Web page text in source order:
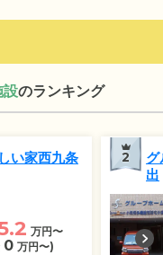
設のランキング
い家西九条
万円〜
0 万円〜)
2
出